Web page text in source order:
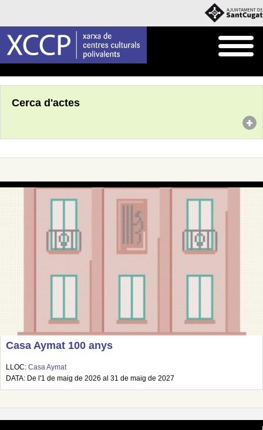
Cerca d'actes
Casa Aymat 100 anys
LLOC: Casa Aymat
DATA: De l'1 de maig de 2026 al 31 de maig de 2027